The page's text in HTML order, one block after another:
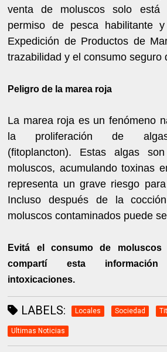
venta de moluscos solo está
permiso de pesca habilitante
Expedición de Productos de
trazabilidad y el consumo seguro
Peligro de la marea roja
La marea roja es un fenómeno
la proliferación de algas
(fitoplancton). Estas algas
moluscos, acumulando toxinas
representa un grave riesgo
Incluso después de la
moluscos contaminados puede
Evitá el consumo de
compartí esta
intoxicaciones.
LABELS: Locales Sociedad
Ultimas Noticias